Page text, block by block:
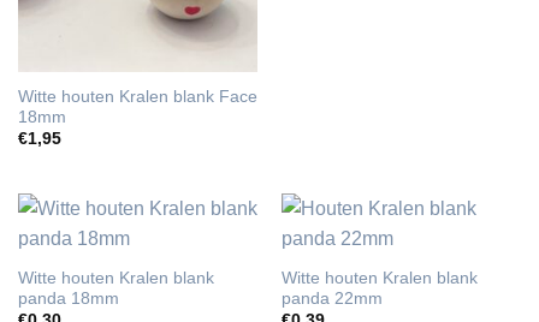
Witte houten Kralen blank Face
18mm
€1,95
Witte houten Kralen blank
panda 18mm
Witte houten Kralen blank
panda 22mm